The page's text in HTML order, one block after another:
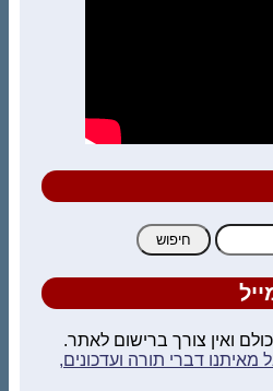
צורך ברישום לאתר.
דברי תורה ועדכונים,